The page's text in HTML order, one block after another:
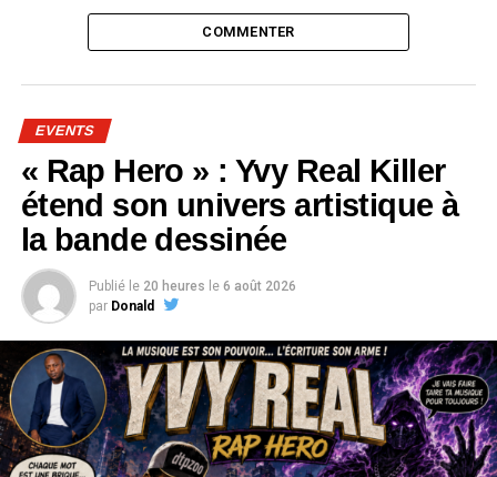
COMMENTER
EVENTS
« Rap Hero » : Yvy Real Killer
étend son univers artistique à
la bande dessinée
Publié le 20 heures le 6 août 2026
par Donald